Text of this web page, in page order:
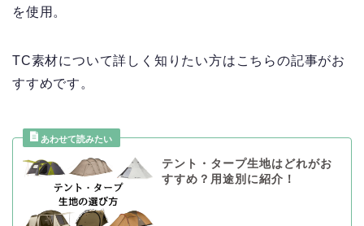
を使用。
TC素材について詳しく知りたい方はこちらの記事がお
すすめです。
テント・タープ生地はどれがお
すすめ？用途別に紹介！